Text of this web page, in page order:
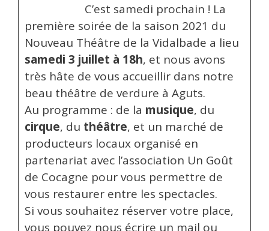
C’est samedi prochain ! La
première soirée de la saison 2021 du
Nouveau Théâtre de la Vidalbade a lieu
samedi 3 juillet à 18h, et nous avons
très hâte de vous accueillir dans notre
beau théâtre de verdure à Aguts.
Au programme : de la musique, du
cirque, du théâtre, et un marché de
producteurs locaux organisé en
partenariat avec l’association Un Goût
de Cocagne pour vous permettre de
vous restaurer entre les spectacles.
Si vous souhaitez réserver votre place,
vous pouvez nous écrire un mail ou